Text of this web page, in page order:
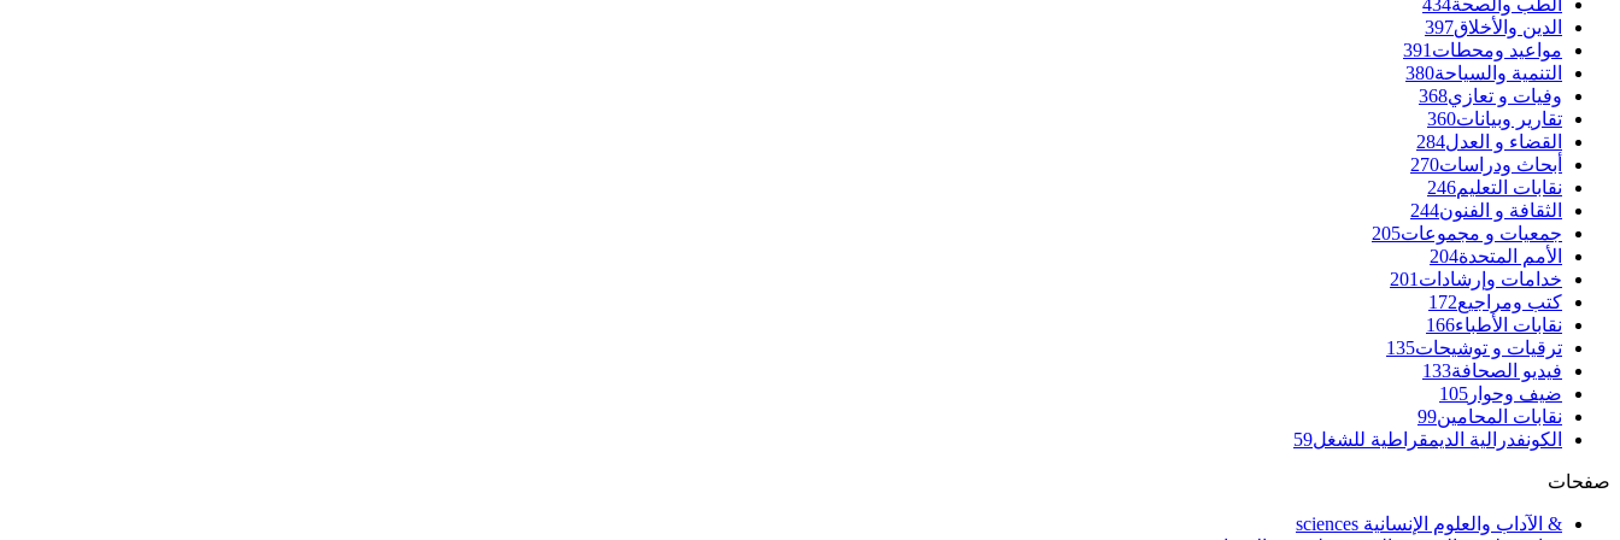
الدين والأخلاق397
مواعيد ومحطات 391
التنمية والسياحة380
وفيات و تعازي368
تقارير وبيانات360
القضاء و العدل284
أبحاث ودراسات270
نقابات التعليم246
الثقافة و الفنون244
جمعيات و مجموعات205
الأمم المتحدة204
خدامات وإرشادات 201
كتب ومراجيع172
نقابات الأطباء166
ترقيات و توشيحات135
فيديو الصحافة133
ضيف وحوار 105
نقابات المحامين99
الكونفدرالية الديمقراطية للشغل59
صفحات
& الآداب والعلوم الإنسانية sciences